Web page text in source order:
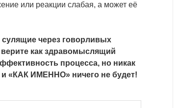
или реакции слабая, а может её
сулящие через говорливых
как здравомыслящий
процесса, но никак
и «КАК ИМЕННО» ничего не будет!